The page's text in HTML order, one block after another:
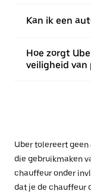
Kan ik een
Hoe zorgt
veiligheid van
Uber tolereert
die gebruikmaken
chauffeur onder
dat je de chauffeur